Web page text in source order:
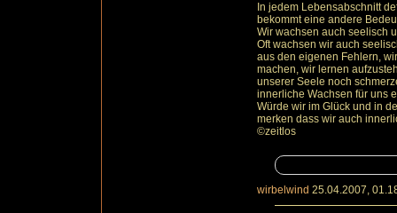
In jedem Lebensabschnitt
bekommt eine andere
Wir wachsen auch seelisch
Oft wachsen wir auch
aus den eigenen Fehlern,
machen, wir lernen
unserer Seele noch
innerliche Wachsen für uns
Würde wir im Glück und in
merken dass wir auch
©zeitlos
wirbelwind 25.04.2007,